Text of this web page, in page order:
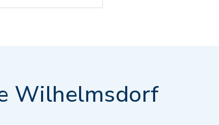
Wilhelmsdorf